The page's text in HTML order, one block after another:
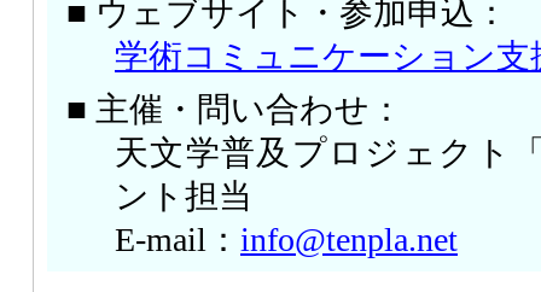
■ ウェブサイト・参加申込：
学術コミュニケーション支
■ 主催・問い合わせ：
天文学普及プロジェクト
ント担当
E-mail： info@tenpla.net